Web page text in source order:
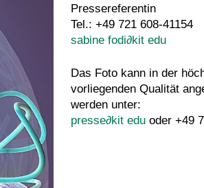
Pressereferentin
Tel.: +49 721 608-41154
sabine fodi∂kit edu
Das Foto kann in der
vorliegenden Qualität
werden unter:
presse∂kit edu oder +49